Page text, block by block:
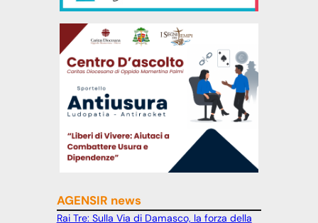
AGENSIR news
Rai Tre: Sulla Via di Damasco, la forza della